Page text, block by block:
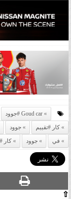
Goud car #جوود
كار #تقييم
جوود
في
جوود كار
⇧